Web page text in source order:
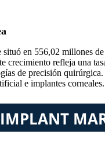
en 556,02 millones
crecimiento refleja una
de precisión
e implantes corneales.